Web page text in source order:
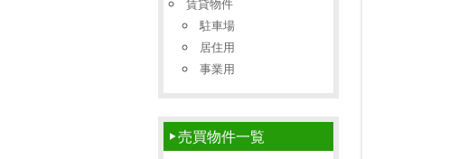
賃貸物件
駐車場
居住用
事業用
売買物件一覧